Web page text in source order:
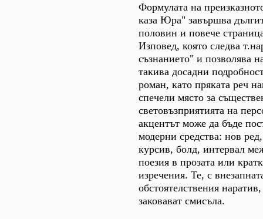
Формулата на
каза Юра" завършва
половин и повече
Изповед, която следва
съзнанието" и позволява
такива досадни
роман, като пряката реч
спечели място за
световъзприятията на
акцентът може да бъде
модерни средства: нов
курсив, болд, интервал
поезия в прозата или
изречения. Те, с
обстоятелствения
заковават смисъла.